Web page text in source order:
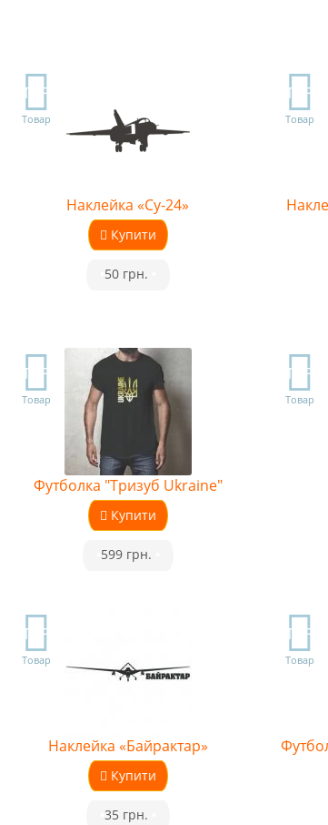
TOP
Товар
Наклейка «Су-24»
Купити
50 грн.
TOP
Товар
TOP
Товар
Футболка "Тризуб Ukraine"
Купити
599 грн.
TOP
Товар
TOP
Товар
Наклейка «Байрактар»
Купити
35 грн.
TOP
Товар